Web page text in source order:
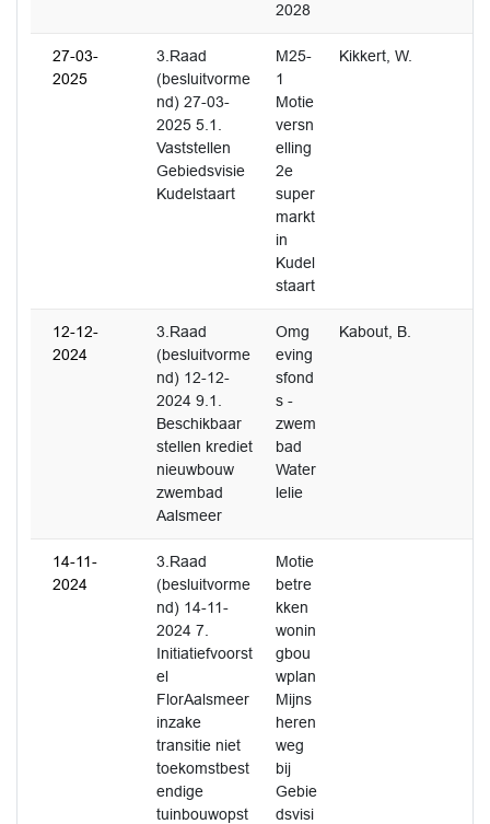
2028
27-03-
2025
3.Raad
(besluitvorme
nd) 27-03-
2025 5.1.
Vaststellen
Gebiedsvisie
Kudelstaart
M25-
1
Motie
versn
elling
2e
super
markt
in
Kudel
staart
Kikkert, W.
12-12-
2024
3.Raad
(besluitvorme
nd) 12-12-
2024 9.1.
Beschikbaar
stellen krediet
nieuwbouw
zwembad
Aalsmeer
Omg
eving
sfond
s -
zwem
bad
Water
lelie
Kabout, B.
14-11-
2024
3.Raad
(besluitvorme
nd) 14-11-
2024 7.
Initiatiefvoorst
el
FlorAalsmeer
inzake
transitie niet
toekomstbest
endige
tuinbouwopst
Motie
betre
kken
wonin
gbou
wplan
Mijns
heren
weg
bij
Gebie
dsvisi